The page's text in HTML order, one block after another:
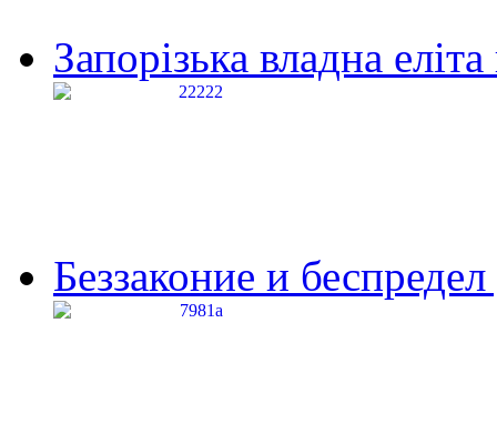
Запорізька владна
Беззаконие и